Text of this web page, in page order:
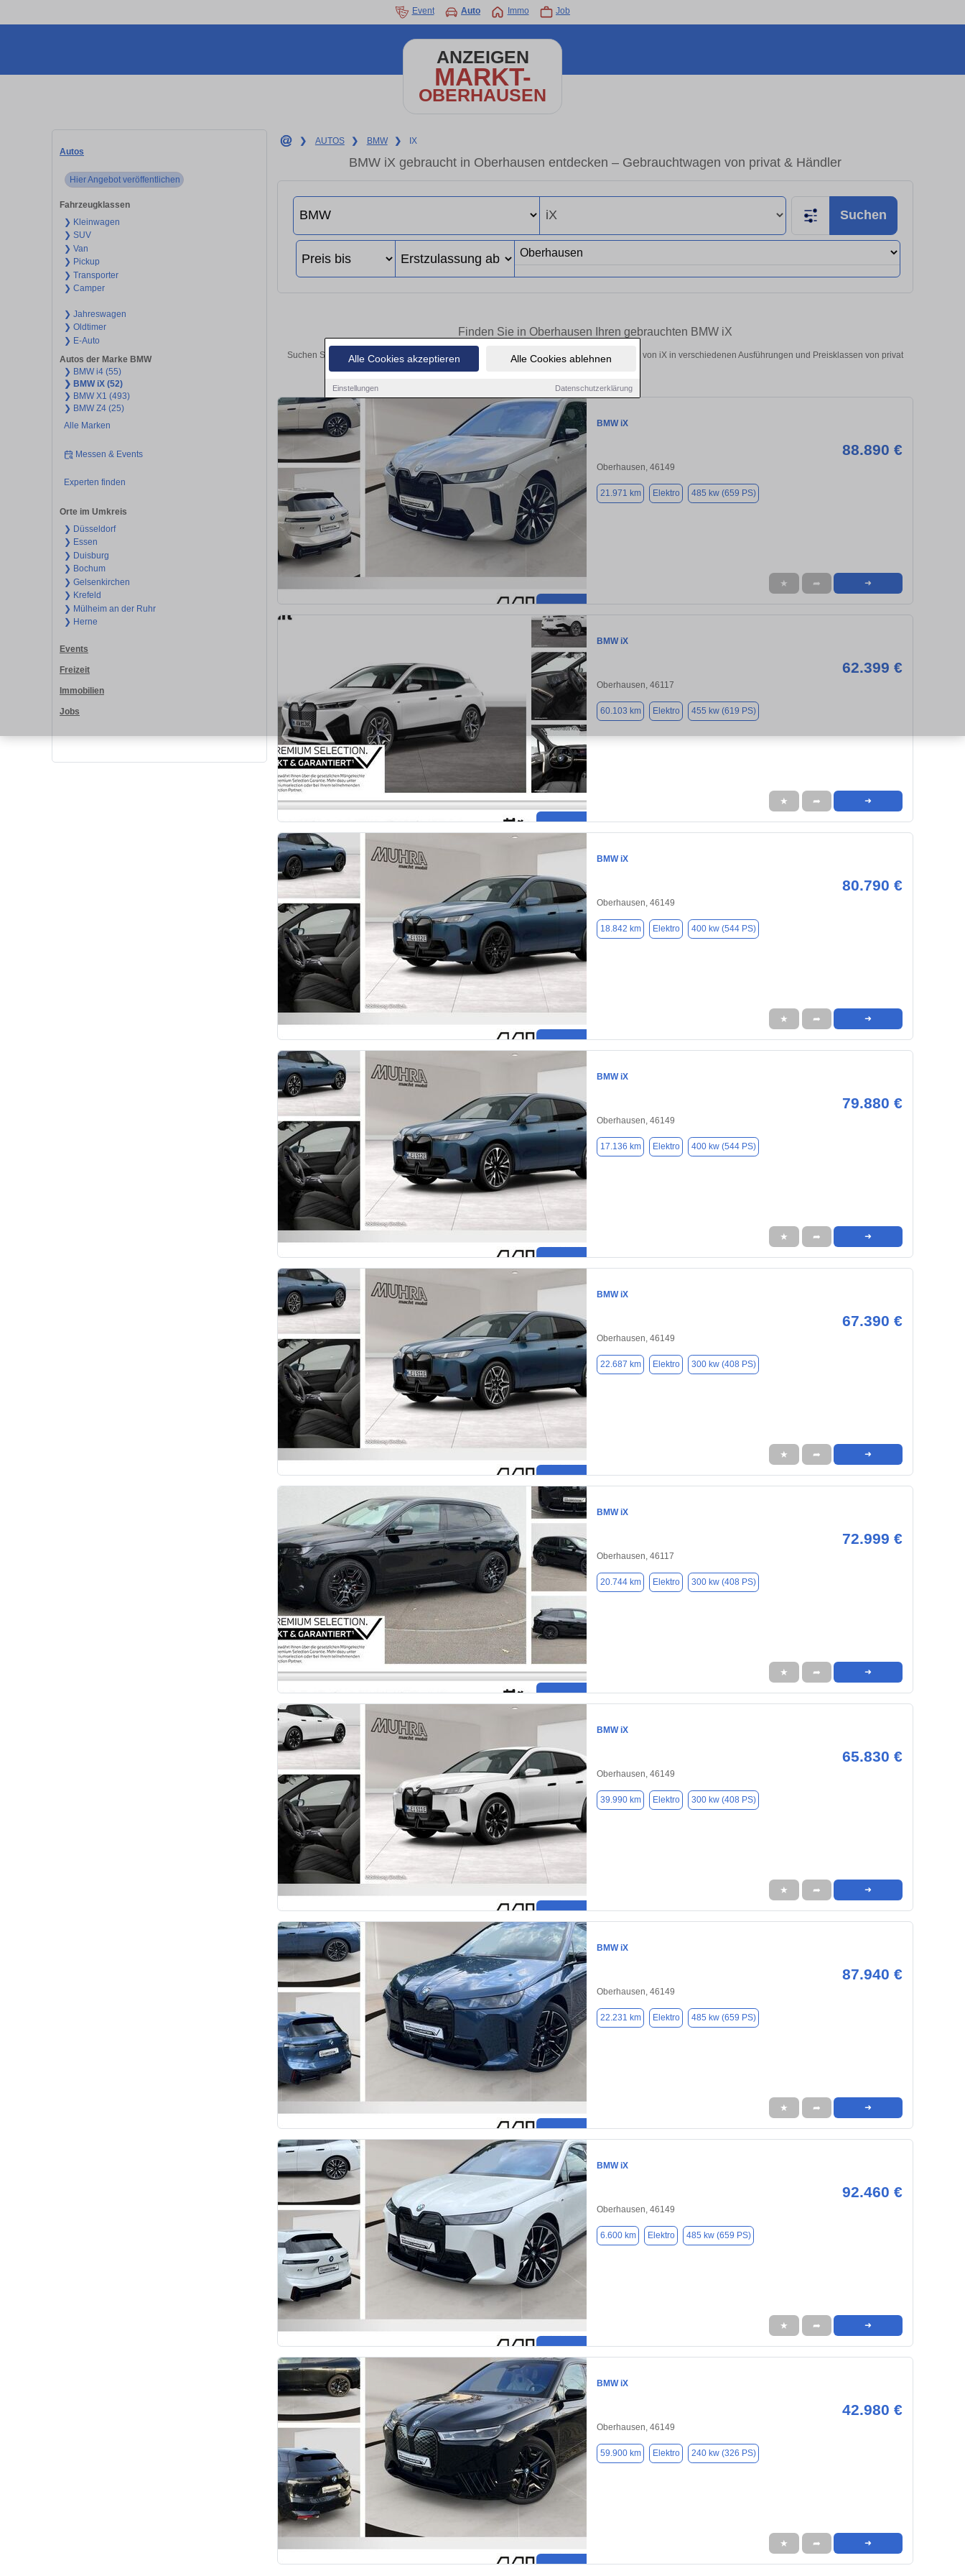
Alle Cookies akzeptieren Alle Cookies ablehnen
Einstellungen Datenschutzerklärung
Event Auto Immo Job
ANZEIGEN
MARKT-
OBERHAUSEN
Autos
Hier Angebot veröffentlichen
Fahrzeugklassen
❯ Kleinwagen
❯ SUV
❯ Van
❯ Pickup
❯ Transporter
❯ Camper
❯ Jahreswagen
❯ Oldtimer
❯ E-Auto
Autos der Marke BMW
❯ BMW i4 (55)
❯ BMW iX (52)
❯ BMW X1 (493)
❯ BMW Z4 (25)
Alle Marken
Messen & Events
Experten finden
Orte im Umkreis
❯ Düsseldorf
❯ Essen
❯ Duisburg
❯ Bochum
❯ Gelsenkirchen
❯ Krefeld
❯ Mülheim an der Ruhr
❯ Herne
Events
Freizeit
Immobilien
Jobs
❯ AUTOS ❯ BMW ❯ IX
BMW iX gebraucht in Oberhausen entdecken – Gebrauchtwagen von privat & Händler
Suchen
Finden Sie in Oberhausen Ihren gebrauchten BMW iX
Suchen Sie in Oberhausen einen BMW iX Gebrauchtwagen? Entdecken Sie gebrauchte iX von iX in verschiedenen Ausführungen und Preisklassen von privat
BMW iX
88.890 €
Oberhausen, 46149
21.971 km Elektro 485 kw (659 PS)
★ ➦ ➜
BMW iX
62.399 €
Oberhausen, 46117
60.103 km Elektro 455 kw (619 PS)
★ ➦ ➜
BMW iX
80.790 €
Oberhausen, 46149
18.842 km Elektro 400 kw (544 PS)
★ ➦ ➜
BMW iX
79.880 €
Oberhausen, 46149
17.136 km Elektro 400 kw (544 PS)
★ ➦ ➜
BMW iX
67.390 €
Oberhausen, 46149
22.687 km Elektro 300 kw (408 PS)
★ ➦ ➜
BMW iX
72.999 €
Oberhausen, 46117
20.744 km Elektro 300 kw (408 PS)
★ ➦ ➜
BMW iX
65.830 €
Oberhausen, 46149
39.990 km Elektro 300 kw (408 PS)
★ ➦ ➜
BMW iX
87.940 €
Oberhausen, 46149
22.231 km Elektro 485 kw (659 PS)
★ ➦ ➜
BMW iX
92.460 €
Oberhausen, 46149
6.600 km Elektro 485 kw (659 PS)
★ ➦ ➜
BMW iX
42.980 €
Oberhausen, 46149
59.900 km Elektro 240 kw (326 PS)
★ ➦ ➜